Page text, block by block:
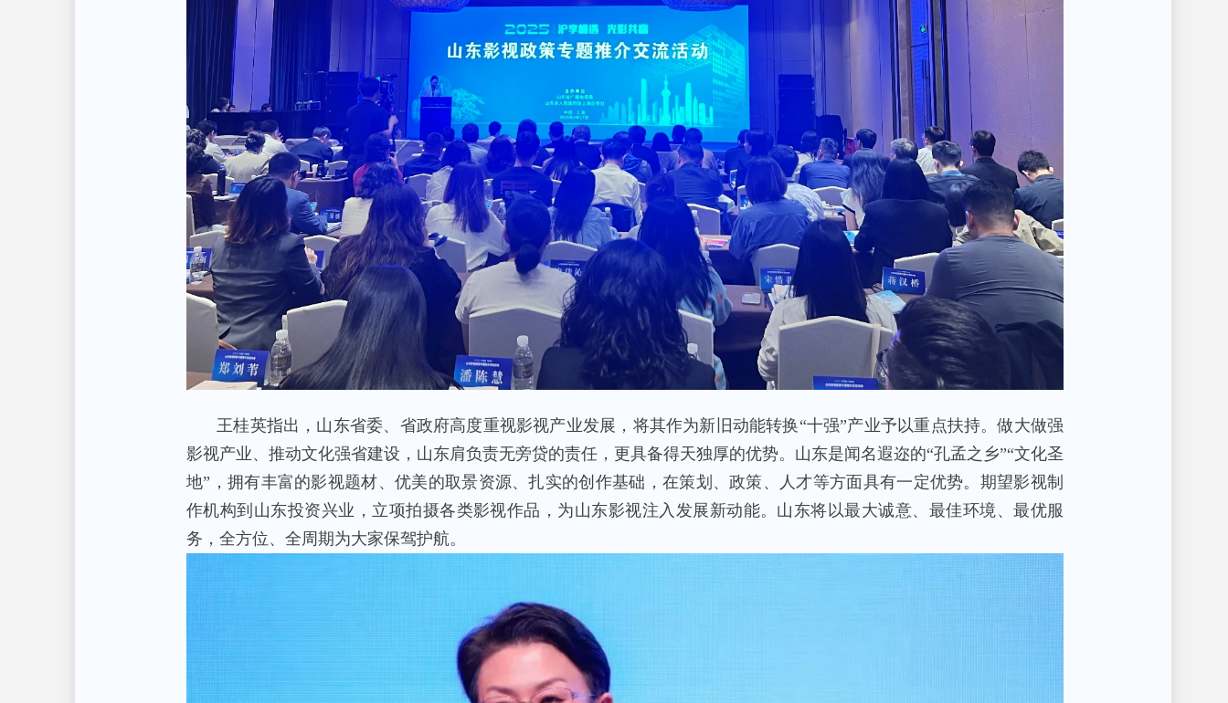
王桂英指出，山东省委、省政府高度重视影视产业发展，将其作为新旧动能转换“十强”产业予以重点扶持。做大做强
影视产业、推动文化强省建设，山东肩负责无旁贷的责任，更具备得天独厚的优势。山东是闻名遐迩的“孔孟之乡”“文化圣
地”，拥有丰富的影视题材、优美的取景资源、扎实的创作基础，在策划、政策、人才等方面具有一定优势。期望影视制
作机构到山东投资兴业，立项拍摄各类影视作品，为山东影视注入发展新动能。山东将以最大诚意、最佳环境、最优服
务，全方位、全周期为大家保驾护航。